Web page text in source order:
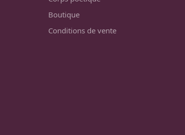
Boutique
Conditions de vente